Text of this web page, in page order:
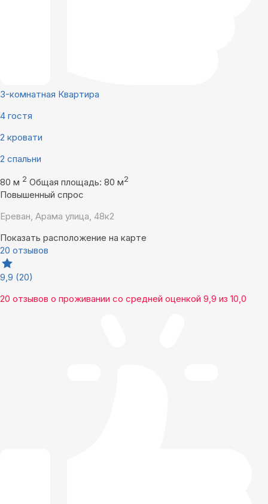
3-комнатная Квартира
4 гостя
2 кровати
2 спальни
80 м 2 Общая площадь: 80 м2
Повышенный спрос
Ереван, Арама улица, 48к2
Показать расположение на карте
20 отзывов
9,9 (20)
20 отзывов о проживании со средней оценкой 9,9 из 10,0